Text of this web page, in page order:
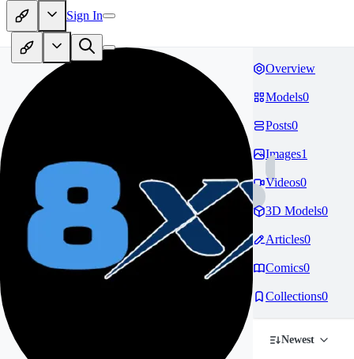
Sign In
Overview
Models0
Posts0
Images1
Videos0
3D Models0
Articles0
Comics0
Collections0
Newest